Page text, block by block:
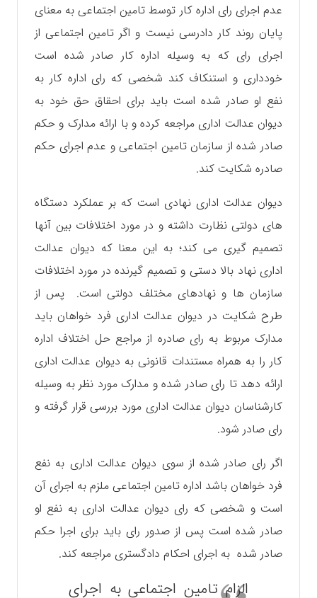
عدم اجرای رای اداره کار توسط تامین اجتماعی به معنای
پایان روند کار دادرسی نیست و اگر تامین اجتماعی از
اجرای رای که به وسیله اداره کار صادر شده است
خودداری و استنکاف کند شخصی که رای اداره کار به
نفع او صادر شده است باید برای احقاق حق خود به
دیوان عدالت اداری مراجعه کرده و با ارائه مدارک و حکم
صادر شده از سازمان تامین اجتماعی و عدم اجرای حکم
صادره شکایت کند.
دیوان عدالت اداری نهادی است که بر عملکرد دستگاه
های دولتی نظارت داشته و در مورد اختلافات بین آنها
تصمیم گیری می کند‌؛ به این معنا که دیوان عدالت
اداری نهاد بالا دستی و تصمیم گیرنده در مورد اختلافات
سازمان ها و نهادهای مختلف دولتی است. پس از
طرح شکایت در دیوان عدالت اداری فرد خواهان باید
مدارک مربوط به رای صادره از مراجع حل اختلاف اداره
کار را به همراه مستندات قانونی به دیوان عدالت اداری
ارائه دهد تا رای صادر شده و مدارک مورد نظر به وسیله
کارشناسان دیوان عدالت اداری مورد بررسی قرار گرفته و
رای صادر شود.
اگر رای صادر شده از سوی دیوان عدالت اداری به نفع
فرد خواهان باشد اداره تامین اجتماعی ملزم به اجرای آن
است و شخصی که رای دیوان عدالت اداری به نفع او
صادر شده است پس از صدور رای باید برای اجرا حکم
صادر شده به اجرای احکام دادگستری مراجعه کند.
الزام تامین اجتماعی به اجرای